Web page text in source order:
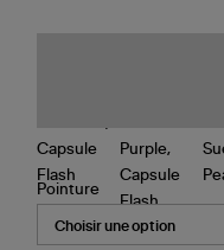
Pointure